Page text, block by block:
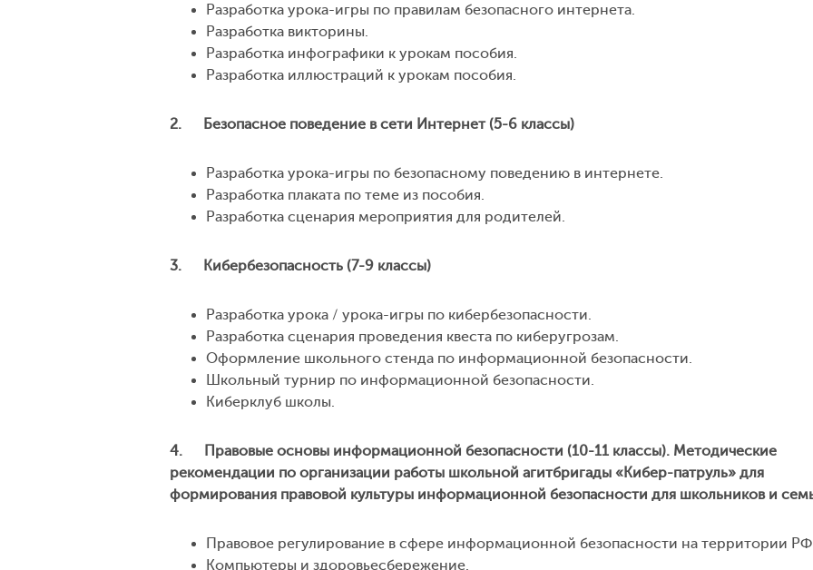
Разработка урока-игры по правилам безопасного интернета.
Разработка викторины.
Разработка инфографики к урокам пособия.
Разработка иллюстраций к урокам пособия.
2. Безопасное поведение в сети Интернет (5-6 классы)
Разработка урока-игры по безопасному поведению в интернете.
Разработка плаката по теме из пособия.
Разработка сценария мероприятия для родителей.
3. Кибербезопасность (7-9 классы)
Разработка урока / урока-игры по кибербезопасности.
Разработка сценария проведения квеста по киберугрозам.
Оформление школьного стенда по информационной безопасности.
Школьный турнир по информационной безопасности.
Киберклуб школы.
4. Правовые основы информационной безопасности (10-11 классы). Методические
рекомендации по организации работы школьной агитбригады «Кибер-патруль» для
формирования правовой культуры информационной безопасности для школьников и
Правовое регулирование в сфере информационной безопасности на территории РФ.
Компьютеры и здоровьесбережение.